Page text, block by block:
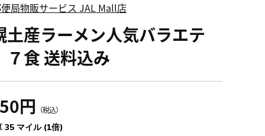
局物販サービス JAL Mall店
土産ラーメン人気バラエテ
食 送料込み
円 （税込）
35 マイル (1倍)